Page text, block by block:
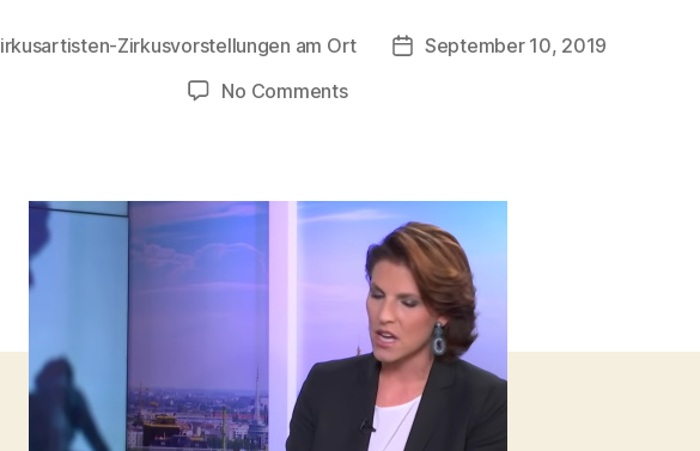
Zirkusvorstellungen am Ort
PostSeptember 10, 2019
No Commentson
Austria
alles
im
Zirkus
einfallen
lässt!